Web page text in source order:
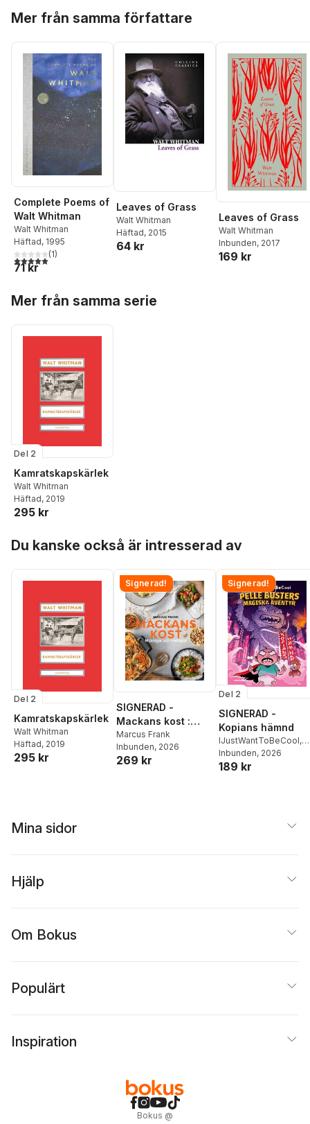
Mer från samma författare
Complete Poems of
Walt Whitman
Walt Whitman
Häftad, 1995
5,0utav 5 stjärnor. Totalt antal röster:
(1)
71 kr
Leaves of Grass
Walt Whitman
Häftad, 2015
64 kr
Leaves of Grass
Walt Whitman
Inbunden, 2017
169 kr
Mer från samma serie
Del 2
Kamratskapskärlek
Walt Whitman
Häftad, 2019
295 kr
Du kanske också är intresserad av
Del 2
Kamratskapskärlek
Walt Whitman
Häftad, 2019
295 kr
Signerad!
SIGNERAD -
Mackans kost :
Middagar och
matlådor
Marcus Frank
Inbunden, 2026
269 kr
Signerad!
Del 2
SIGNERAD -
Kopians hämnd
IJustWantToBeCool,
Joel Adolphson
Ejdemo Beer
Inbunden, 2026
189 kr
Mina sidor
Hjälp
Om Bokus
Populärt
Inspiration
Bokus @